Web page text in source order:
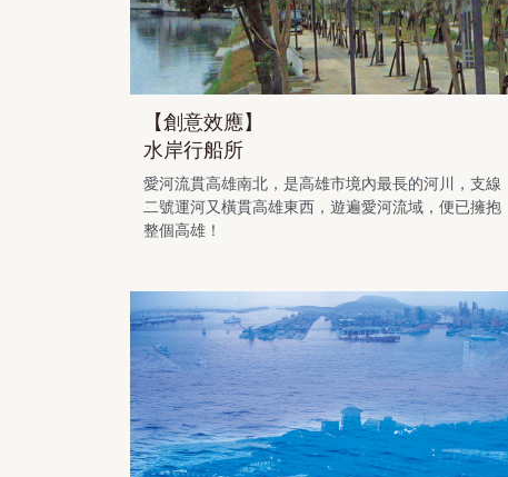
【創意效應】
水岸行船所
愛河流貫高雄南北，是高雄市境內最長的河川，支線
二號運河又橫貫高雄東西，遊遍愛河流域，便已擁抱
整個高雄！